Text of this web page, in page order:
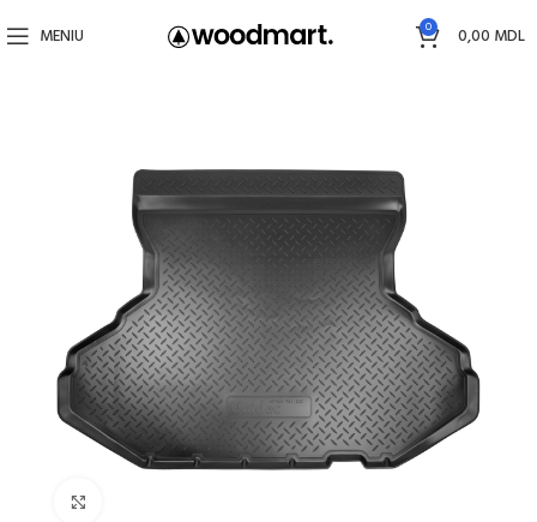
MENIU 0 0,00 MDL